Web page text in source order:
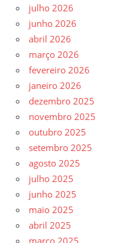
julho 2026
junho 2026
abril 2026
março 2026
fevereiro 2026
janeiro 2026
dezembro 2025
novembro 2025
outubro 2025
setembro 2025
agosto 2025
julho 2025
junho 2025
maio 2025
abril 2025
março 2025